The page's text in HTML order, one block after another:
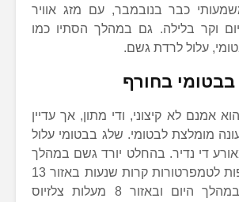
כבר בנובמבר, עם מזג אוויר
וקר בלילה. גם במהלך הסתיו כמו
עלול לרדת גשם.
בבטומי בחורף
אמנם לא קיצוני, ודי מתון, אך עדיין
מומלצת לבטומי. שלג בבטומי עלול
די נדיר. בהחלט יורד גשם במהלך
העונה, וניתן לצפות לטמפרטורות קרות שנעות באזור 13
מעלות צלזיוס במהלך היום ובאזור 8 מעלות צלזיוס